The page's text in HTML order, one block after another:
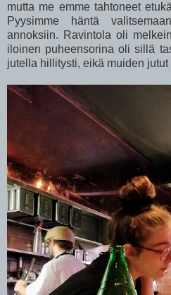
mutta me emme tahtoneet
Pyysimme häntä
annoksiin. Ravintola oli
iloinen puheensorina oli sillä
jutella hillitysti, eikä muiden jutut